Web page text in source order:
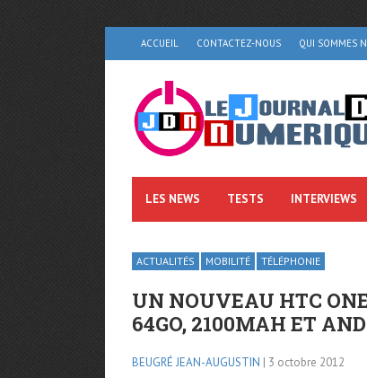
ACCUEIL CONTACTEZ-NOUS QUI SOMMES
LES NEWS TESTS INTERVIEWS
ACTUALITÉS MOBILITÉ TÉLÉPHONIE
UN NOUVEAU HTC
64GO, 2100MAH ET
BEUGRÉ JEAN-AUGUSTIN | 3 octobre 2012